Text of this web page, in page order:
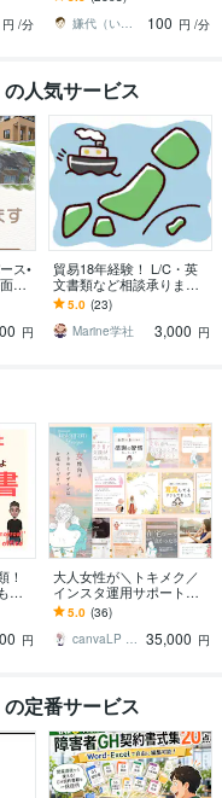
円 /分
が恋愛/人間関係など何で
も聞くわよ！
嫌代（いやよ）
100 円 /分
人気サービス
ス•
図
円
貿易18年経験！ L/C・英
文書類など相談承ります
～初めてでも安心、輸出
現場で培った知識で全般
サポート～
5.0 (23)
Marine学社
3,000 円
！
し
円
大人女性が＼トキメク／
インスタ運用サポートま
す 【プラチナ認定】編集
可能なテンプレもプレゼ
ント★
5.0 (36)
canvaLP ･ HP┊︎mimo39 35,000 円
定番サービス